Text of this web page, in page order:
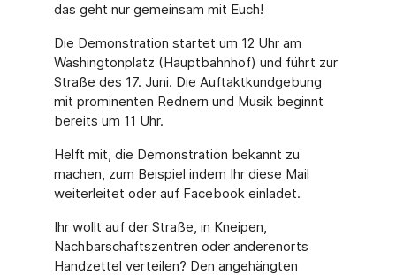
das geht nur gemeinsam mit Euch!
Die Demonstration startet um 12 Uhr am
Washingtonplatz (Hauptbahnhof) und führt zur
Straße des 17. Juni. Die Auftaktkundgebung
mit prominenten Rednern und Musik beginnt
bereits um 11 Uhr.
Helft mit, die Demonstration bekannt zu
machen, zum Beispiel indem Ihr diese Mail
weiterleitet oder auf Facebook einladet.
Ihr wollt auf der Straße, in Kneipen,
Nachbarschaftszentren oder anderenorts
Handzettel verteilen? Den angehängten